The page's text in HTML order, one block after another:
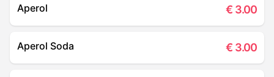
Aperol € 3.00
Aperol Soda € 3.00